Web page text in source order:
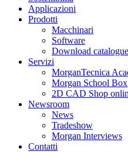
Applicazioni
Prodotti
Macchinari
Software
Download catalogue
Servizi
MorganTecnica
Morgan School Box
2D CAD Shop
Newsroom
News
Tradeshow
Morgan Interviews
Contatti